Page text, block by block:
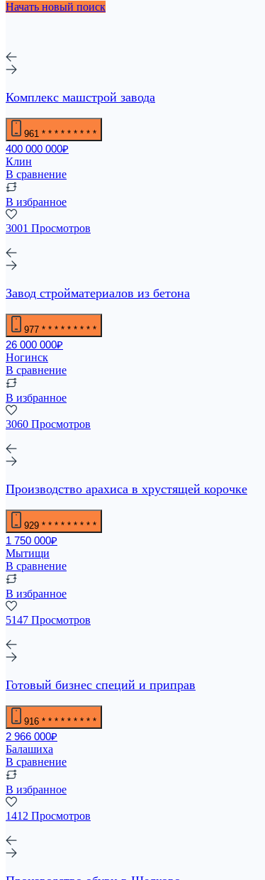
Начать новый поиск
Комплекс машстрой завода
961 * * * * * * * * *
400 000 000₽
Клин
В сравнение
В избранное
3001 Просмотров
Завод стройматериалов из бетона
977 * * * * * * * * *
26 000 000₽
Ногинск
В сравнение
В избранное
3060 Просмотров
Производство арахиса в хрустящей корочке
929 * * * * * * * * *
1 750 000₽
Мытищи
В сравнение
В избранное
5147 Просмотров
Готовый бизнес специй и приправ
916 * * * * * * * * *
2 966 000₽
Балашиха
В сравнение
В избранное
1412 Просмотров